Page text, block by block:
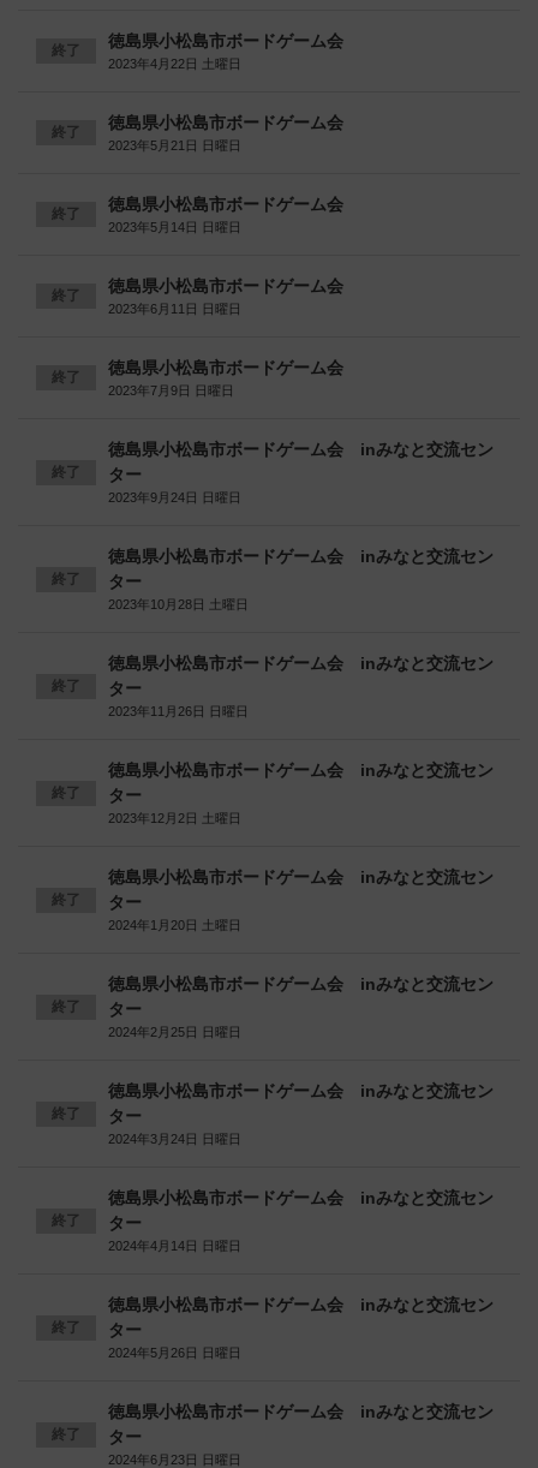
終了 徳島県小松島市ボードゲーム会
2023年4月22日 土曜日
終了 徳島県小松島市ボードゲーム会
2023年5月21日 日曜日
終了 徳島県小松島市ボードゲーム会
2023年5月14日 日曜日
終了 徳島県小松島市ボードゲーム会
2023年6月11日 日曜日
終了 徳島県小松島市ボードゲーム会
2023年7月9日 日曜日
終了
徳島県小松島市ボードゲーム会 inみなと交流セン
ター
2023年9月24日 日曜日
終了
徳島県小松島市ボードゲーム会 inみなと交流セン
ター
2023年10月28日 土曜日
終了
徳島県小松島市ボードゲーム会 inみなと交流セン
ター
2023年11月26日 日曜日
終了
徳島県小松島市ボードゲーム会 inみなと交流セン
ター
2023年12月2日 土曜日
終了
徳島県小松島市ボードゲーム会 inみなと交流セン
ター
2024年1月20日 土曜日
終了
徳島県小松島市ボードゲーム会 inみなと交流セン
ター
2024年2月25日 日曜日
終了
徳島県小松島市ボードゲーム会 inみなと交流セン
ター
2024年3月24日 日曜日
終了
徳島県小松島市ボードゲーム会 inみなと交流セン
ター
2024年4月14日 日曜日
終了
徳島県小松島市ボードゲーム会 inみなと交流セン
ター
2024年5月26日 日曜日
終了
徳島県小松島市ボードゲーム会 inみなと交流セン
ター
2024年6月23日 日曜日